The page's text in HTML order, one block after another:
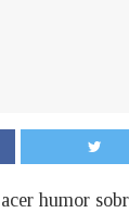
acer humor